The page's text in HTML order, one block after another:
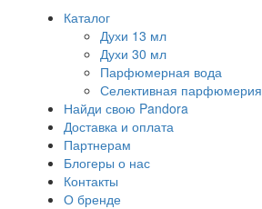
Каталог
Духи 13 мл
Духи 30 мл
Парфюмерная вода
Селективная парфюмерия
Найди свою Pandora
Доставка и оплата
Партнерам
Блогеры о нас
Контакты
О бренде